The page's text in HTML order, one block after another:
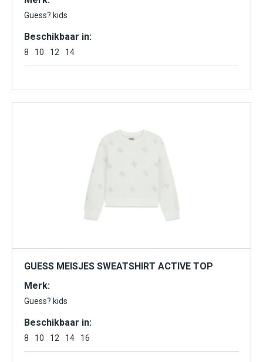
Guess? kids
Beschikbaar in:
8 10 12 14
GUESS MEISJES SWEATSHIRT ACTIVE TOP
Merk:
Guess? kids
Beschikbaar in:
8 10 12 14 16